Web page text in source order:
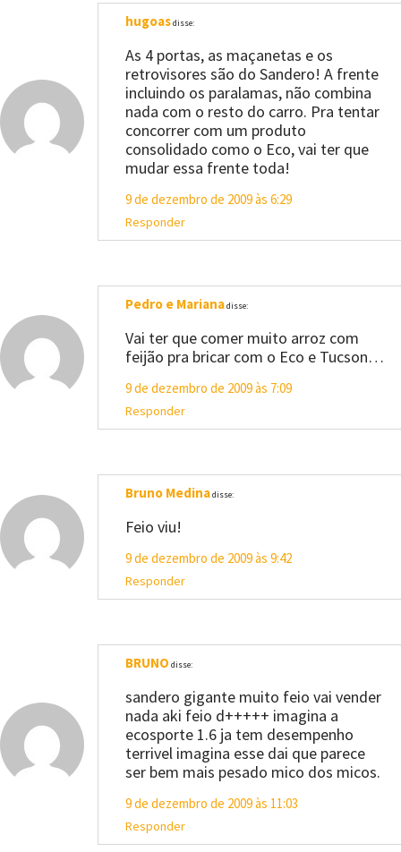
hugoasdisse:
As 4 portas, as maçanetas e os
retrovisores são do Sandero! A frente
incluindo os paralamas, não combina
nada com o resto do carro. Pra tentar
concorrer com um produto
consolidado como o Eco, vai ter que
mudar essa frente toda!
9 de dezembro de 2009 às 6:29
Responder
Pedro e Marianadisse:
Vai ter que comer muito arroz com
feijão pra bricar com o Eco e Tucson…
9 de dezembro de 2009 às 7:09
Responder
Bruno Medinadisse:
Feio viu!
9 de dezembro de 2009 às 9:42
Responder
BRUNO disse:
sandero gigante muito feio vai vender
nada aki feio d+++++ imagina a
ecosporte 1.6 ja tem desempenho
terrivel imagina esse dai que parece
ser bem mais pesado mico dos micos.
9 de dezembro de 2009 às 11:03
Responder